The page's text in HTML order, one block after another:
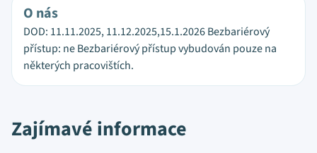
O nás
DOD: 11.11.2025, 11.12.2025,15.1.2026 Bezbariérový
přístup: ne Bezbariérový přístup vybudován pouze na
některých pracovištích.
Zajímavé informace